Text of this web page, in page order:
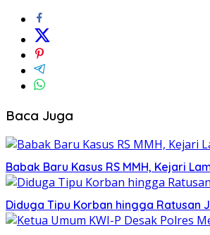
Baca Juga
Babak Baru Kasus RS MMH, Kejari
Diduga Tipu Korban hingga Ratusan